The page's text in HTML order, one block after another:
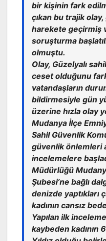
bir kişinin fark
çıkan bu trajik
harekete geçirmiş
soruşturma
olmuştu.
Olay, Güzelyalı
ceset olduğunu
vatandaşların
bildirmesiyle gün
üzerine hızla olay
Mudanya İlçe
Sahil Güvenlik
güvenlik önlemleri
incelemelere
Müdürlüğü
Şubesi’ne bağlı
denizde yaptıkları
kadının cansız
Yapılan ilk
kaybeden kadının